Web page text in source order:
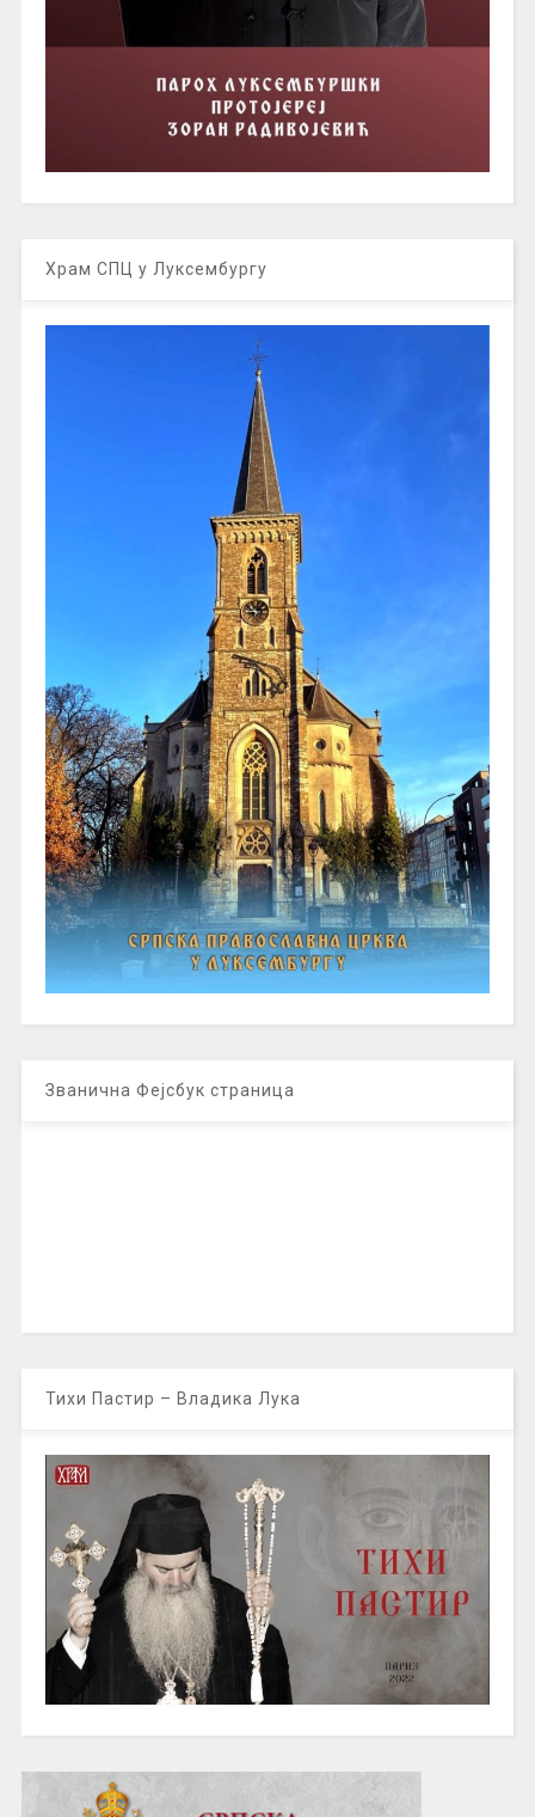
Храм СПЦ у Луксембургу
Званична Фејсбук страница
Тихи Пастир – Владика Лука